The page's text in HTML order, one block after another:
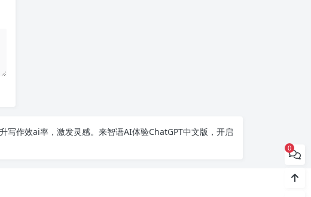
写作效ai率，激发灵感。来智语AI体验ChatGPT中文版 ，开启
0